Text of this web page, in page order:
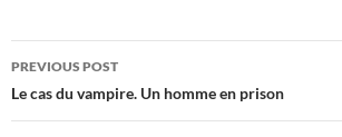
Post
navigation
PREVIOUS POST
Le cas du vampire. Un homme en prison